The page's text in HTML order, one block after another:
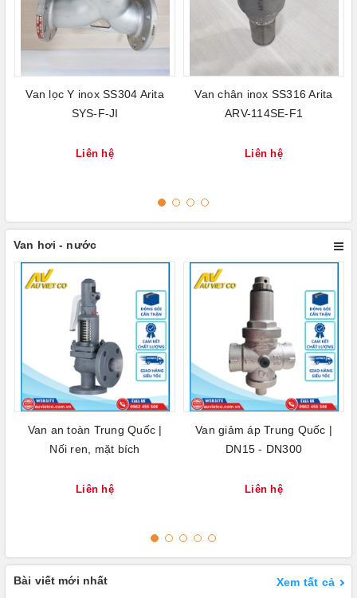
Van lọc Y inox SS304 Arita
SYS-F-JI
Liên hệ
Van chân inox SS316 Arita
ARV-114SE-F1
Liên hệ
Van hơi - nước
Van an toàn Trung Quốc |
Nối ren, mặt bích
Liên hệ
Van giảm áp Trung Quốc |
DN15 - DN300
Liên hệ
Bài viết mới nhất Xem tất cả